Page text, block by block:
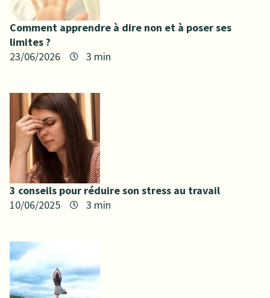
Comment apprendre à dire non et à poser ses
limites ?
23/06/2026
3 conseils pour réduire son stress au travail
10/06/2025